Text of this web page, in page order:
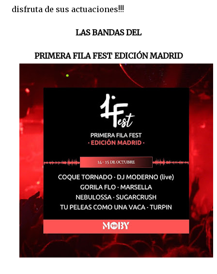
disfruta de sus actuaciones!!!
LAS BANDAS DEL
PRIMERA FILA FEST EDICIÓN MADRID